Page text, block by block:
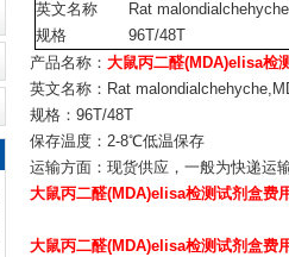
英文名称
Rat
规格
96T/48T
产品名称： 大鼠丙二醛(MDA)elisa检
英文名称：Rat
规格：96T/48T
保存温度：2-8℃低温保存
运输方面：现货供应，一般为快递运
大鼠丙二醛(MDA)elisa检测试剂盒费
大鼠丙二醛(MDA)elisa检测试剂盒费